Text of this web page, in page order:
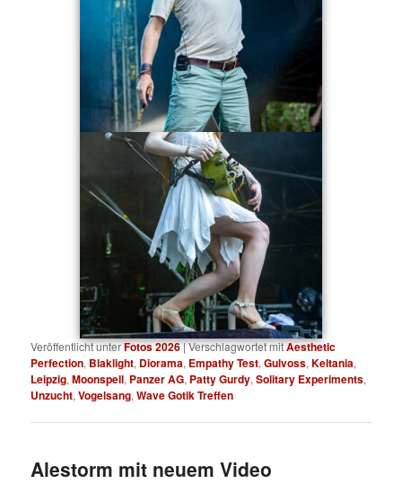
Veröffentlicht unterFotos 2026|Verschlagwortet mitAesthetic
Perfection, Blaklight, Diorama, Empathy Test,Gulvoss,Keltania,
Leipzig,Moonspell, Panzer AG, Patty Gurdy,Solitary Experiments,
Unzucht,Vogelsang,Wave Gotik Treffen
Alestorm mit neuem Video